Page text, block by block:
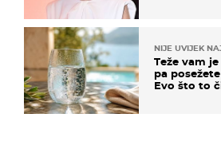
NIJE UVIJEK
Teže vam
pa
Evo što to